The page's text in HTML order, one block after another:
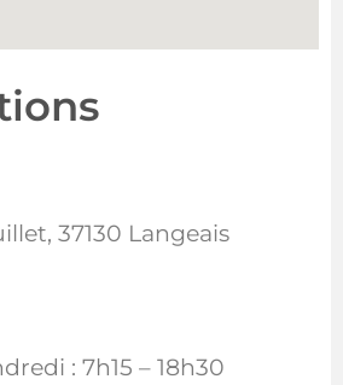
37130 Langeais
: 7h15 – 18h30